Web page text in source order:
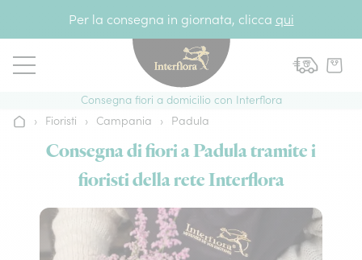
Per la consegna in giornata, clicca qui
Consegna fiori a domicilio con Interflora
Home› Fioristi › Campania › Padula
Consegna di fiori a Padula tramite i
fioristi della rete Interflora